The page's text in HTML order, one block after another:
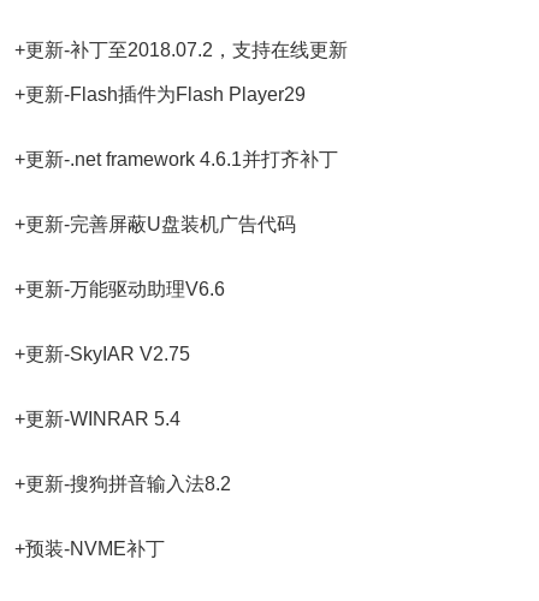
+更新-补丁至2018.07.2，支持在线更新
+更新-Flash插件为Flash Player29
+更新-.net framework 4.6.1并打齐补丁
+更新-完善屏蔽U盘装机广告代码
+更新-万能驱动助理V6.6
+更新-SkyIAR V2.75
+更新-WINRAR 5.4
+更新-搜狗拼音输入法8.2
+预装-NVME补丁